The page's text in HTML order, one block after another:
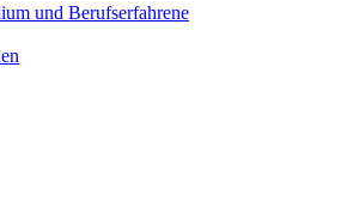
und Berufserfahrene